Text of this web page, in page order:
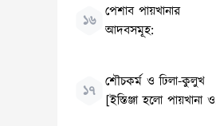
১৬
পেশাব পায়খানার
আদবসমূহ:
১৭
শৌচকর্ম ও ঢিলা-কুলুখ
[ইস্তিঞ্জা হলো পায়খানা ও